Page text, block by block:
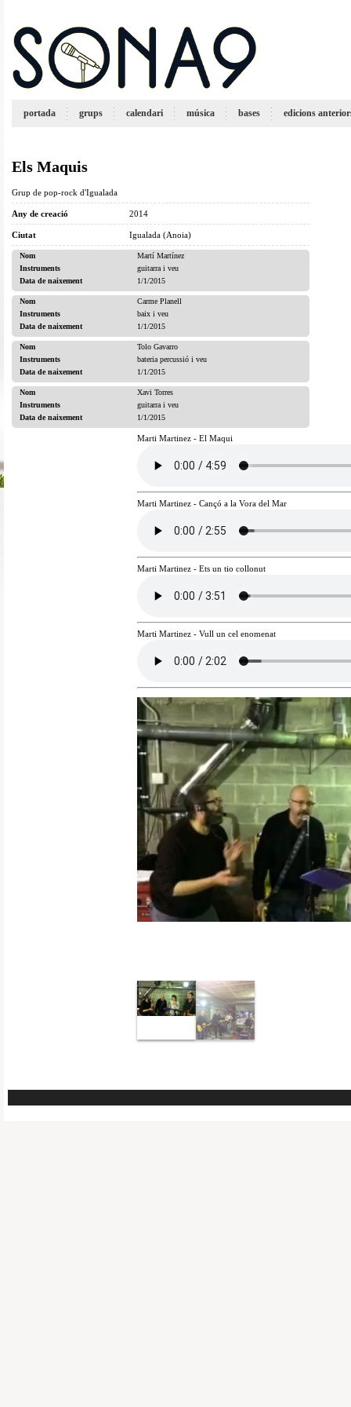
portada grups calendari música bases edicions
Els Maquis
Grup de pop-rock d'Igualada
Any de creació 2014
Ciutat Igualada (Anoia)
Nom
Martí Martínez
Instruments
guitarra i veu
Data de naixement
1/1/2015
Nom
Carme Planell
Instruments
baix i veu
Data de naixement
1/1/2015
Nom
Tolo Gavarro
Instruments
bateria percussió i veu
Data de naixement
1/1/2015
Nom
Xavi Torres
Instruments
guitarra i veu
Data de naixement
1/1/2015
Marti Martinez - El Maqui
Marti Martinez - Cançó a la Vora del Mar
Marti Martinez - Ets un tio collonut
Marti Martinez - Vull un cel enomenat